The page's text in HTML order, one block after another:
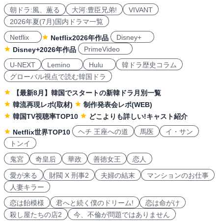
朝ドラ:風、薫る 大河:豊臣兄弟!
VIVANT
2026年夏(7月)国内ドラマ一覧
Netflix
Netflix2026年作品
Disney+
Disney+2026年作品
PrimeVideo
U-NEXT
Lemino Hulu
韓ドラ歴史コラム
グローバル視点で読む韓国ドラ
【最新8月】韓国でスタートの新韓ドラ月別一覧
韓流再現レポ(取材)
制作発表会レポ(WEB)
韓国TV視聴率TOP10
どこよりも詳しい!キャスト紹介
Netflix世界TOP10
ヘチ 王座への道 馬医
イ・サン
トンイ
鬼宮
奇皇后 華政 善徳女王 恋人
愛が来る 財閥 X 刑事2 夫婦の結末
マンションのお仕事
人妻キラー
恋は飴模様
君へと続く僕のドリーム!
恋は命がけ
殺し屋たちの店2
今、不倫が問題ではありません